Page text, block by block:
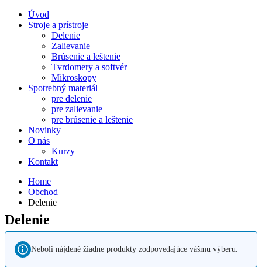
Úvod
Stroje a prístroje
Delenie
Zalievanie
Brúsenie a leštenie
Tvrdomery a softvér
Mikroskopy
Spotrebný materiál
pre delenie
pre zalievanie
pre brúsenie a leštenie
Novinky
O nás
Kurzy
Kontakt
Home
Obchod
Delenie
Delenie
Neboli nájdené žiadne produkty zodpovedajúce vášmu výberu.